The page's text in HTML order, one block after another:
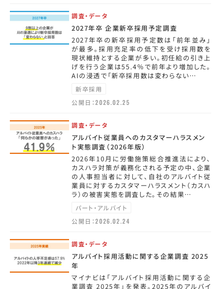
調査・データ
2027年卒 企業新卒採用予定調査
2027年卒の新卒採用予定数は「前年並み」
が最多。採用充足率の低下を受け採用数を
現状維持とする企業が多い。初任給の引き上
げを行う企業は55.4％で前年より増加した。
AIの浸透で「新卒採用数は変わらない…
新卒採用
公開日：2026.02.25
調査・データ
アルバイト従業員へのカスタマーハラスメン
ト実態調査（2026年版）
2026年10月に労働施策総合推進法により、
カスハラ対策が義務化される予定の中、企業
の人事担当者に対して、自社のアルバイト従
業員に対するカスタマーハラスメント（カスハ
ラ）の被害実態を調査した。その結果…
パート・アルバイト
公開日：2026.02.24
調査・データ
アルバイト採用活動に関する企業調査 2025
年
マイナビは「アルバイト採用活動に関する企
業調査 2025年」を発表。2025年のアルバイ